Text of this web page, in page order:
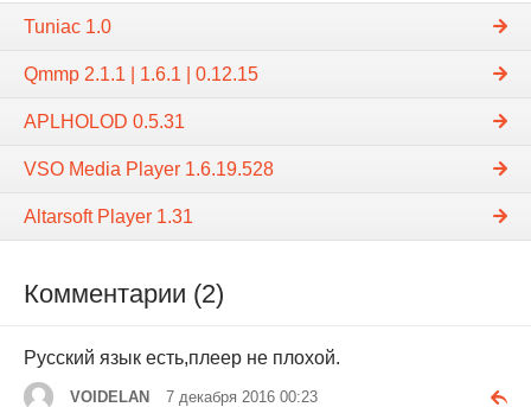
Tuniac 1.0
Qmmp 2.1.1 | 1.6.1 | 0.12.15
APLHOLOD 0.5.31
VSO Media Player 1.6.19.528
Altarsoft Player 1.31
Комментарии (2)
Русский язык есть,плеер не плохой.
VOIDELAN 7 декабря 2016 00:23